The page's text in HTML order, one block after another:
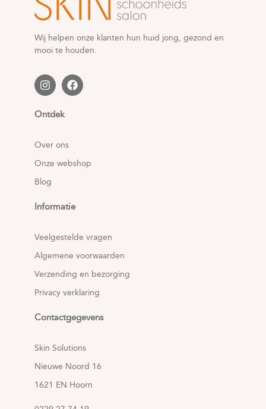
Wij helpen onze klanten hun huid jong, gezond en
mooi te houden.
Ontdek
Over ons
Onze webshop
Blog
Informatie
Veelgestelde vragen
Algemene voorwaarden
Verzending en bezorging
Privacy verklaring
Contactgegevens
Skin Solutions
Nieuwe Noord 16
1621 EN Hoorn